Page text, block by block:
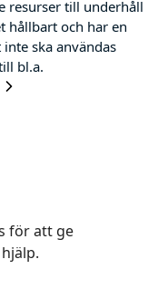
resurser till underhåll
hållbart och har en
ska användas
bl.a.
för att ge